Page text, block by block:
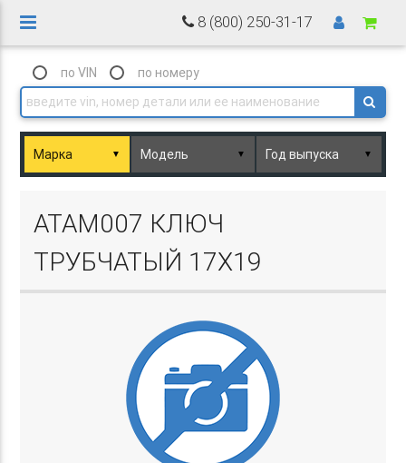
8 (800) 250-31-17
по VIN по номеру
▼ ▼ ▼
ATAM007 КЛЮЧ
ТРУБЧАТЫЙ 17Х19